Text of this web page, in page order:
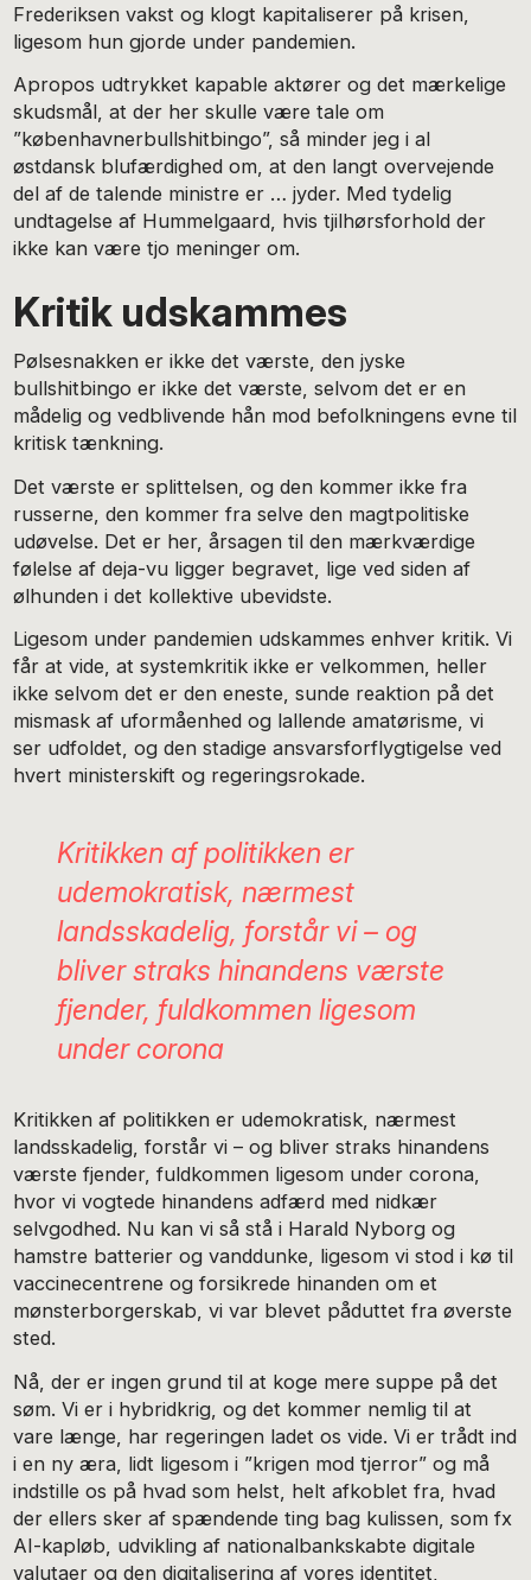
Frederiksen vakst og klogt kapitaliserer på krisen,
ligesom hun gjorde under pandemien.
Apropos udtrykket kapable aktører og det mærkelige
skudsmål, at der her skulle være tale om
”københavnerbullshitbingo”, så minder jeg i al
østdansk blufærdighed om, at den langt overvejende
del af de talende ministre er … jyder. Med tydelig
undtagelse af Hummelgaard, hvis tjilhørsforhold der
ikke kan være tjo meninger om.
Kritik udskammes
Pølsesnakken er ikke det værste, den jyske
bullshitbingo er ikke det værste, selvom det er en
mådelig og vedblivende hån mod befolkningens evne til
kritisk tænkning.
Det værste er splittelsen, og den kommer ikke fra
russerne, den kommer fra selve den magtpolitiske
udøvelse. Det er her, årsagen til den mærkværdige
følelse af deja-vu ligger begravet, lige ved siden af
ølhunden i det kollektive ubevidste.
Ligesom under pandemien udskammes enhver kritik. Vi
får at vide, at systemkritik ikke er velkommen, heller
ikke selvom det er den eneste, sunde reaktion på det
mismask af uformåenhed og lallende amatørisme, vi
ser udfoldet, og den stadige ansvarsforflygtigelse ved
hvert ministerskift og regeringsrokade.
Kritikken af politikken er
udemokratisk, nærmest
landsskadelig, forstår vi – og
bliver straks hinandens værste
fjender, fuldkommen ligesom
under corona
Kritikken af politikken er udemokratisk, nærmest
landsskadelig, forstår vi – og bliver straks hinandens
værste fjender, fuldkommen ligesom under corona,
hvor vi vogtede hinandens adfærd med nidkær
selvgodhed. Nu kan vi så stå i Harald Nyborg og
hamstre batterier og vanddunke, ligesom vi stod i kø til
vaccinecentrene og forsikrede hinanden om et
mønsterborgerskab, vi var blevet påduttet fra øverste
sted.
Nå, der er ingen grund til at koge mere suppe på det
søm. Vi er i hybridkrig, og det kommer nemlig til at
vare længe, har regeringen ladet os vide. Vi er trådt ind
i en ny æra, lidt ligesom i ”krigen mod tjerror” og må
indstille os på hvad som helst, helt afkoblet fra, hvad
der ellers sker af spændende ting bag kulissen, som fx
AI-kapløb, udvikling af nationalbankskabte digitale
valutaer og den digitalisering af vores identitet,